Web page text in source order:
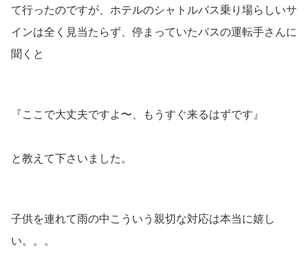
て行ったのですが、ホテルのシャトルバス乗り場らしいサ
インは全く見当たらず、停まっていたバスの運転手さんに
聞くと
『ここで大丈夫ですよ〜、もうすぐ来るはずです』
と教えて下さいました。
子供を連れて雨の中こういう親切な対応は本当に嬉し
い。。。